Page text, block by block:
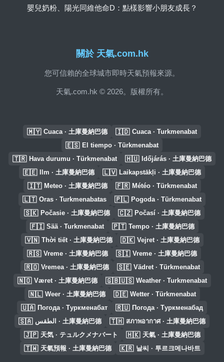
關於 天氣.com.hk
您可信賴的全球城市即時天氣預報來源。
天氣.com.hk © 2026。版權所有。
嬰兒奶粉、陽光同維他命D：點樣影響小朋友成長？
🇲🇾 Cuaca · 土庫曼納巴德 🇮🇩 Cuaca · Turkmenabat
🇪🇸 El tiempo · Türkmenabat
🇹🇷 Hava durumu · Türkmenabat 🇭🇺 Időjárás · 土庫曼納巴德
🇪🇪 Ilm · 土庫曼納巴德 🇱🇻 Laikapstākļi · 土庫曼納巴德
🇮🇹 Meteo · 土庫曼納巴德 🇫🇷 Météo · Türkmenabat
🇱🇹 Oras · Turkmenabatas 🇵🇱 Pogoda · Türkmenabat
🇸🇰 Počasie · 土庫曼納巴德 🇨🇿 Počasí · 土庫曼納巴德
🇫🇮 Sää · Turkmenabat 🇵🇹 Tempo · 土庫曼納巴德
🇻🇳 Thời tiết · 土庫曼納巴德 🇩🇰 Vejret · 土庫曼納巴德
🇷🇸 Vreme · 土庫曼納巴德 🇸🇮 Vreme · 土庫曼納巴德
🇷🇴 Vremea · 土庫曼納巴德 🇸🇪 Vädret · Türkmenabat
🇳🇴 Været · 土庫曼納巴德 🇬🇧🇺🇸 Weather · Turkmenabat
🇳🇱 Weer · 土庫曼納巴德 🇩🇪 Wetter · Türkmenabat
🇺🇦 Погода · Туркменабат 🇷🇺 Погода · Туркменабад
🇸🇦 الطقس · 土庫曼納巴德 🇹🇭 สภาพอากาศ · 土庫曼納巴德
🇯🇵 天気 · テュルクメナバート 🇭🇰 天氣 · 土庫曼納巴德
🇹🇼 天氣預報 · 土庫曼納巴德 🇰🇷 날씨 · 투르크메나바트